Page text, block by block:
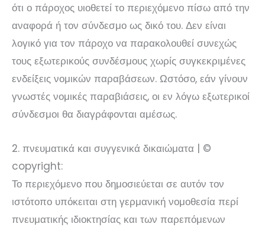
ότι ο πάροχος υιοθετεί το περιεχόμενο πίσω από την
αναφορά ή τον σύνδεσμο ως δικό του. Δεν είναι
λογικό για τον πάροχο να παρακολουθεί συνεχώς
τους εξωτερικούς συνδέσμους χωρίς συγκεκριμένες
ενδείξεις νομικών παραβάσεων. Ωστόσο, εάν γίνουν
γνωστές νομικές παραβιάσεις, οι εν λόγω εξωτερικοί
σύνδεσμοι θα διαγράφονται αμέσως.
2. πνευματικά και συγγενικά δικαιώματα | ©
copyright:
Το περιεχόμενο που δημοσιεύεται σε αυτόν τον
ιστότοπο υπόκειται στη γερμανική νομοθεσία περί
πνευματικής ιδιοκτησίας και των παρεπόμενων